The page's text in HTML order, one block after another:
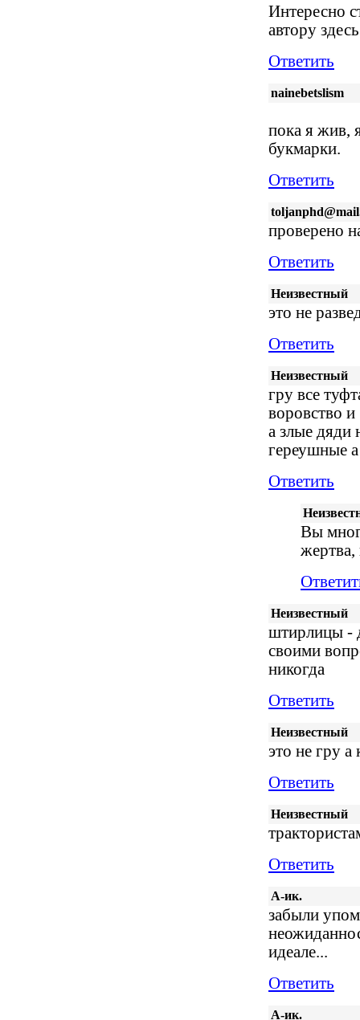
Интересно
автору
Ответить
nainebetslism
пока я жив,
букмарки.
Ответить
проверено
Ответить
Неизвестный
это не
Ответить
Неизвестный
гру все
воровство и
а злые дяди
гереушные
Ответить
Вы
жертва,
Неизвестный
штирлицы -
своими
никогда
Ответить
Неизвестный
это не гру а
Ответить
Неизвестный
Ответить
А-ик.
забыли
идеале...
Ответить
А-ик.